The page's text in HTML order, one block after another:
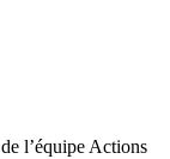
l’équipe Actions